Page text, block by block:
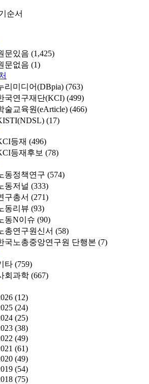
순서
문있음 (1,425)
문없음 (1)
리미디어(DBpia) (763)
국연구재단(KCI) (499)
술교육원(eArticle) (466)
(17)
등재 (496)
등재후보 (78)
동정책연구 (574)
동저널 (333)
구총서 (271)
동리뷰 (93)
동N이슈 (90)
총연구원신서 (58)
국노총중앙연구원 단행본 (7)
타 (759)
회과학 (667)
(12)
(24)
(25)
(38)
(49)
(61)
(49)
(54)
(75)